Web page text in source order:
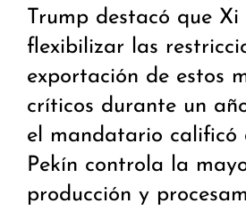
Trump destacó que Xi
flexibilizar las
exportación de estos
críticos durante un
el mandatario calificó
Pekín controla la
producción y